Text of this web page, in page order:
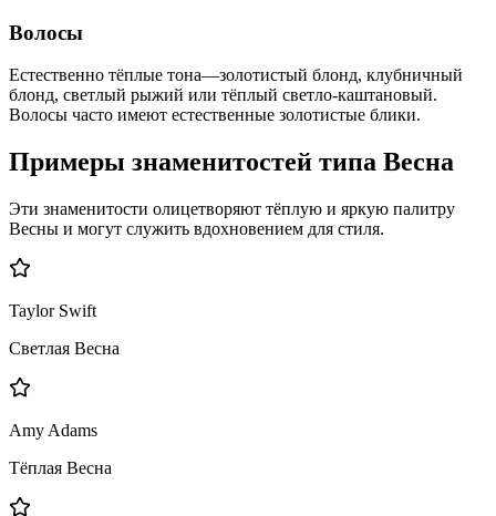
Волосы
Естественно тёплые тона—золотистый блонд, клубничный
блонд, светлый рыжий или тёплый светло-каштановый.
Волосы часто имеют естественные золотистые блики.
Примеры знаменитостей типа Весна
Эти знаменитости олицетворяют тёплую и яркую палитру
Весны и могут служить вдохновением для стиля.
Taylor Swift
Светлая Весна
Amy Adams
Тёплая Весна